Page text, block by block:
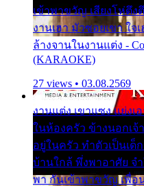
เข้าพาขวัญ เสียงโห่ตึง
งานเฮา มัวซอยเขา ใ
ล้างจานในงานแต่ง -
(KARAOKE)
27 views • 03.08.2569
งานแต่ง เขาแซง แย่ง
ในห้องครัว ข้างนอกเจ้
อยู่ในครัว ทำตัวเป็นเด็
บ้านใกล้ พึ่งพาอาศัย จำ
พา กันเข้าพาขวัญ เพื่อ